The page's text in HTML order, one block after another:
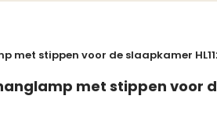
met stippen voor de slaapkamer
met stippen voor